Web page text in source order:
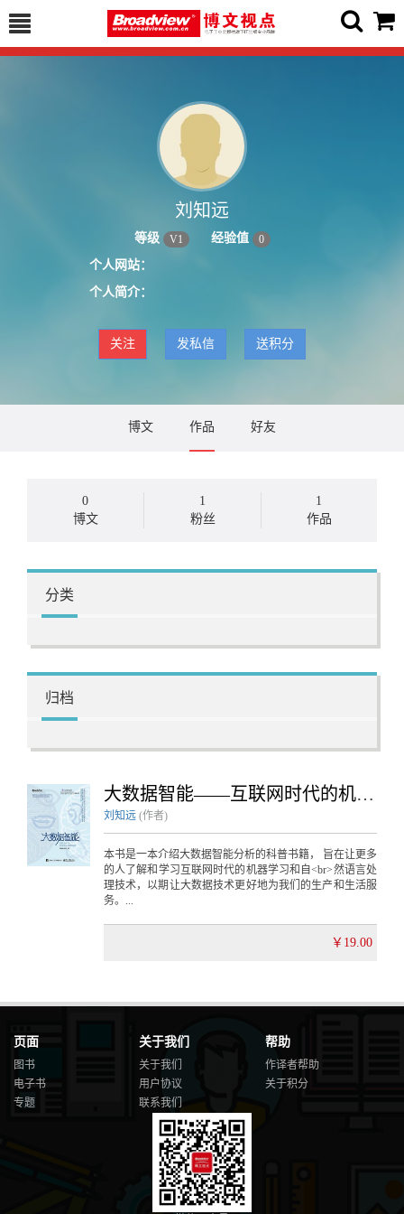
刘知远
等级 V1 经验值 0
个人网站：
个人简介：
关注 发私信 送积分
博文 作品 好友
0
博文
1
粉丝
1
作品
分类
归档
大数据智能——互联网时代的机器学习和自然语言处理技术
刘知远 (作者)
本书是一本介绍大数据智能分析的科普书籍， 旨在让更多
的人了解和学习互联网时代的机器学习和自<br>然语言处
理技术，以期让大数据技术更好地为我们的生产和生活服
务。...
￥19.00
页面
图书
电子书
专题
关于我们
关于我们
用户协议
联系我们
帮助
作译者帮助
关于积分